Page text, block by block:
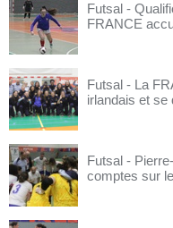
Futsal -
FRANCE
Futsal - La
irlandais et se
Futsal -
comptes sur